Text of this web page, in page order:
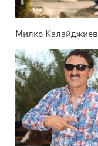
Милко Калайджиев